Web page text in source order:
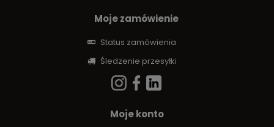
Moje zamówienie
Status zamówienia
Śledzenie przesyłki
Moje konto